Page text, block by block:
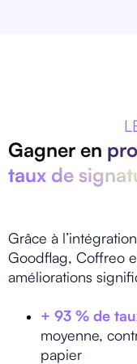
Gagner en
taux de
Grâce à
Goodflag, Coffreo
améliorations
+ 93 % de
moyenne,
papier